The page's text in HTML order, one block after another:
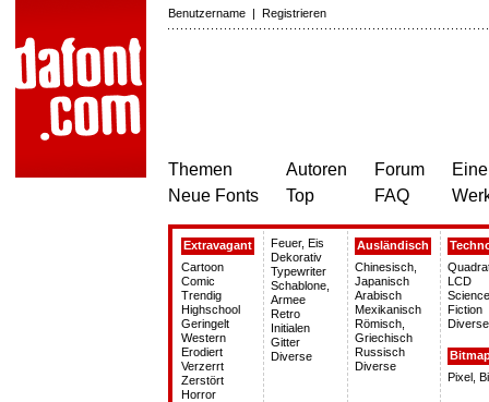
Benutzername | Registrieren
Themen
Neue Fonts
Autoren
Top
Forum
FAQ
Extravagant
Cartoon
Comic
Trendig
Highschool
Geringelt
Western
Erodiert
Verzerrt
Zerstört
Horror
Feuer, Eis
Dekorativ
Typewriter
Schablone,
Armee
Retro
Initialen
Gitter
Diverse
Ausländisch
Chinesisch,
Japanisch
Arabisch
Mexikanisch
Römisch,
Griechisch
Russisch
Diverse
LCD
Fiction
Diverse
Pixel,